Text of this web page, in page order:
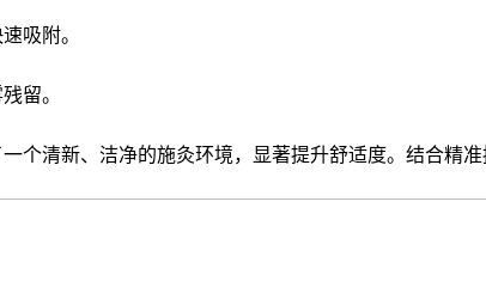
吸附。
留。
个清新、洁净的施灸环境，显著提升舒适度。结合精